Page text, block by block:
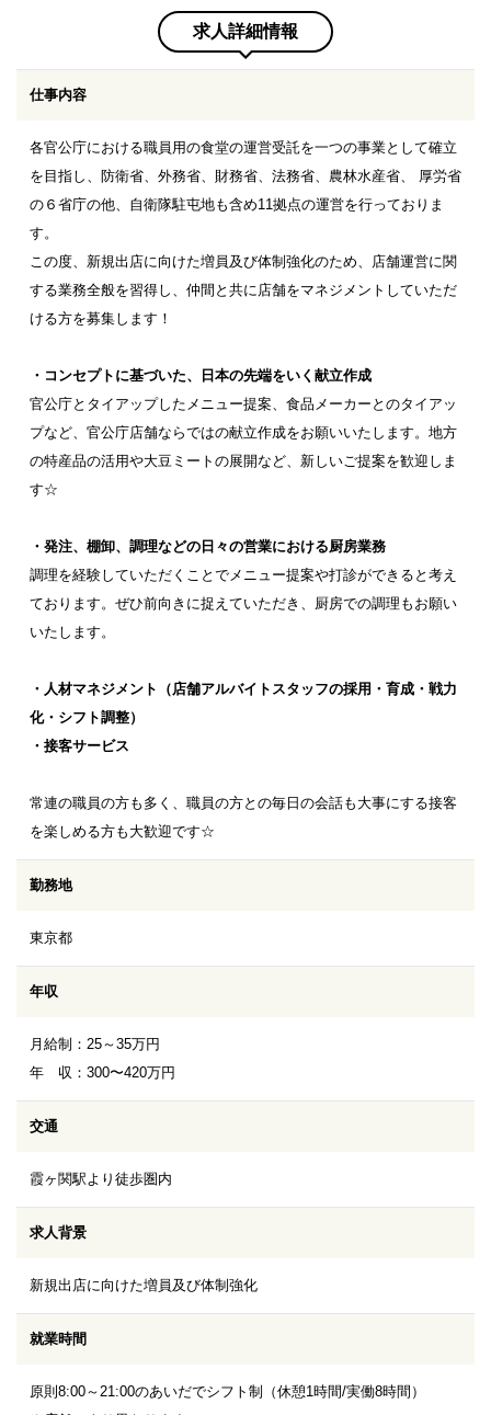
求人詳細情報
仕事内容
各官公庁における職員用の食堂の運営受託を一つの事業として確立
を目指し、防衛省、外務省、財務省、法務省、農林水産省、 厚労省
の６省庁の他、自衛隊駐屯地も含め11拠点の運営を行っておりま
す。
この度、新規出店に向けた増員及び体制強化のため、店舗運営に関
する業務全般を習得し、仲間と共に店舗をマネジメントしていただ
ける方を募集します！
・コンセプトに基づいた、日本の先端をいく献立作成
官公庁とタイアップしたメニュー提案、食品メーカーとのタイアッ
プなど、官公庁店舗ならではの献立作成をお願いいたします。地方
の特産品の活用や大豆ミートの展開など、新しいご提案を歓迎しま
す☆
・発注、棚卸、調理などの日々の営業における厨房業務
調理を経験していただくことでメニュー提案や打診ができると考え
ております。ぜひ前向きに捉えていただき、厨房での調理もお願い
いたします。
・人材マネジメント（店舗アルバイトスタッフの採用・育成・戦力
化・シフト調整）
・接客サービス
常連の職員の方も多く、職員の方との毎日の会話も大事にする接客
を楽しめる方も大歓迎です☆
勤務地
東京都
年収
月給制：25～35万円
年 収：300〜420万円
交通
霞ヶ関駅より徒歩圏内
求人背景
新規出店に向けた増員及び体制強化
就業時間
原則8:00～21:00のあいだでシフト制（休憩1時間/実働8時間）